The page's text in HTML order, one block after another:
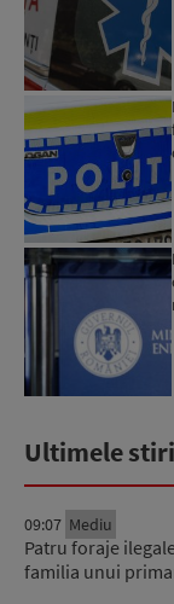
Ultimele stiri
09:07 Mediu
Patru foraje
familia unui